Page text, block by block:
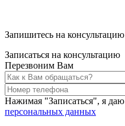
Запишитесь на консультацию
Записаться на консультацию
Перезвоним Вам
Нажимая "Записаться", я даю
персональных данных